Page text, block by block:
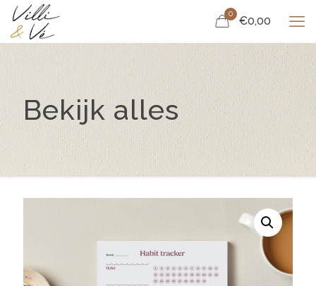
0
€0,00
Bekijk alles